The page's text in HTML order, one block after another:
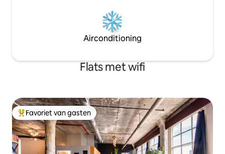
Airconditioning
Flats met wifi
Topfavoriet van gasten
Favoriet van gasten